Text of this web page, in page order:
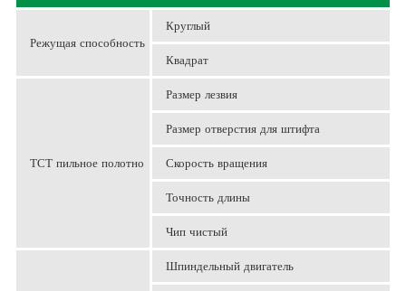
Режущая способность
Круглый
Квадрат
ТСТ пильное полотно
Размер лезвия
Размер отверстия для штифта
Скорость вращения
Точность длины
Чип чистый
Шпиндельный двигатель